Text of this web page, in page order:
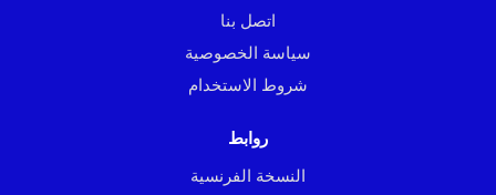
اتصل بنا
سياسة الخصوصية
شروط الاستخدام
روابط
النسخة الفرنسية